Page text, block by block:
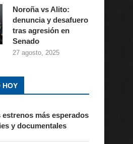
Noroña vs Alito:
denuncia y desafuero
tras agresión en
Senado
27 agosto, 2025
HOY
estrenos más esperados
y documentales